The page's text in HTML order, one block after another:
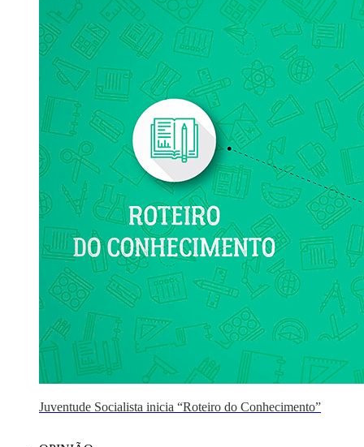
Juventude Socialista inicia “Roteiro do Conhecimento”